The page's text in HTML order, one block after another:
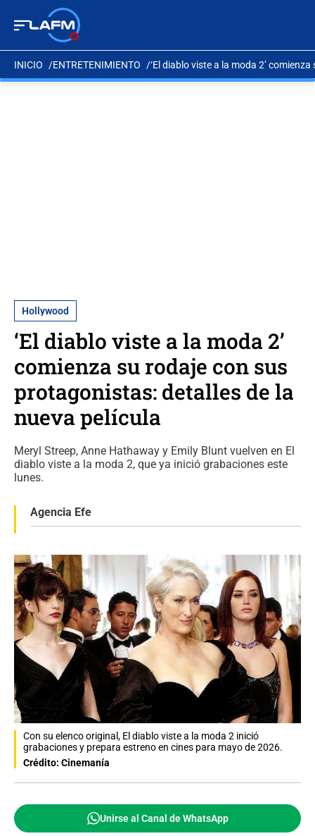
INICIO ENTRETENIMIENTO ‘El diablo viste a la moda 2’
Hollywood
‘El diablo viste a la moda 2’
comienza su rodaje con sus
protagonistas: detalles de la
nueva película
Meryl Streep, Anne Hathaway y Emily Blunt vuelven en El
diablo viste a la moda 2, que ya inició grabaciones este
lunes.
Agencia Efe
Con su elenco original, El diablo viste a la moda 2 inició
grabaciones y prepara estreno en cines para mayo de 2026.
Crédito: Cinemanía
Unirse al Canal de WhatsApp